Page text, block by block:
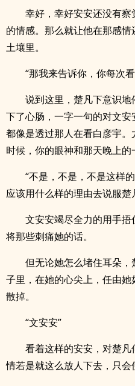
幸好，幸好安安还没有
的情感。那么就让他在那感
土壤里。
“那我来告诉你，你每次
说到这里，楚凡下意识
下了心肠，一字一句的对文安
都像是透过那人在看白彦宇
时候，你的眼神和那天晚上
“不是，不是，不是这样
应该用什么样的理由去说服楚
文安安竭尽全力的用手
将那些刺痛她的话。
但无论她怎么堵住耳朵
子里，在她的心尖上，任由
散掉。
“文安安”
看着这样的安安，对楚
情若是就这么放人下去，只会